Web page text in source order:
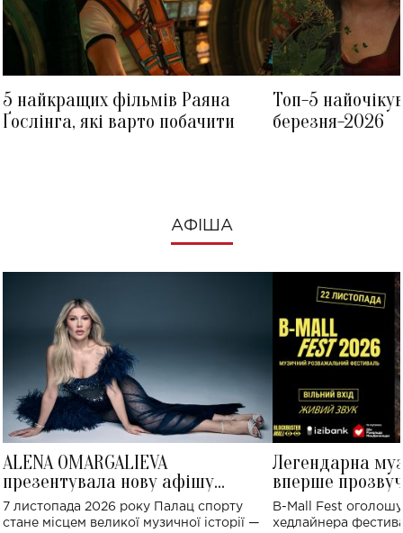
5 найкращих фільмів Раяна
Ґослінга, які варто побачити
Топ-5
березня-2026
АФІША
ALENA OMARGALIEVA
презентувала нову афішу
великого концерту в Палаці
спорту
7 листопада 2026 року Палац спорту
стане місцем великої музичної історії —
Легендарна
вперше
Україні: де
B-Mall Fest
хедлайнера